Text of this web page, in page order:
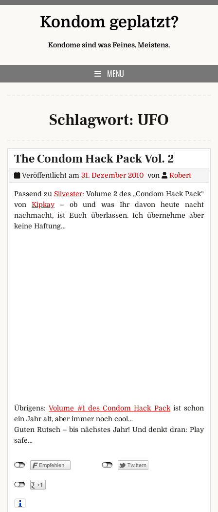
Kondom geplatzt?
Kondome sind was Feines. Meistens.
MENU
Schlagwort: UFO
The Condom Hack Pack Vol. 2
Veröffentlicht am 31. Dezember 2010 von Robert
Passend zu Silvester: Volume 2 des „Condom Hack Pack“
von Kipkay – ob und was Ihr davon heute nacht
nachmacht, ist Euch überlassen. Ich übernehme aber
keine Haftung…
Übrigens:Volume #1 des Condom Hack Packist schon
ein Jahr alt, aber immer noch cool…
Guten Rutsch – bis nächstes Jahr! Und denkt dran: Play
safe…